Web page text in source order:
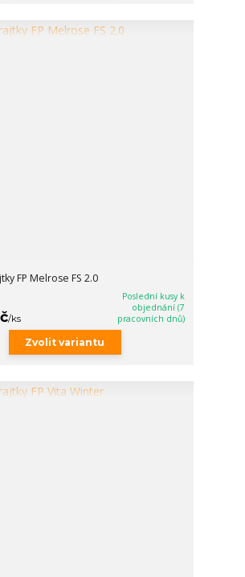
FP Melrose FS 2.0
/ks
Poslední kusy k
objednání (7
pracovních dnů)
Zvolit variantu